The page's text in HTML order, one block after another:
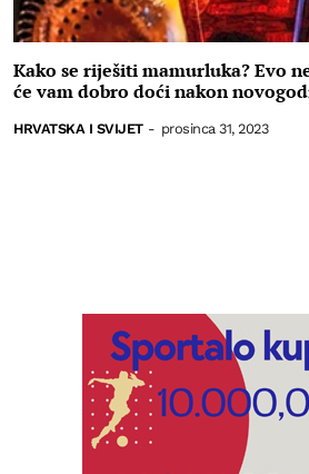
Kako se riješiti mamurluka? Evo
će vam dobro doći nakon
HRVATSKA I SVIJET - prosinca 31, 2023